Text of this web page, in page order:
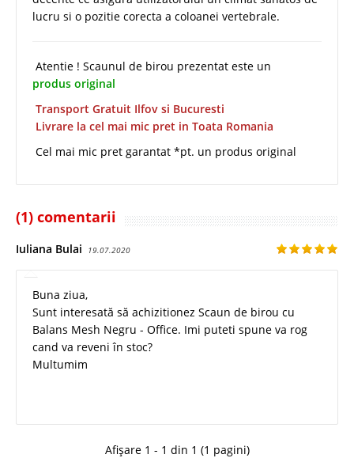
lucru si o pozitie corecta a coloanei vertebrale.
Atentie ! Scaunul de birou prezentat este un
produs original
Transport Gratuit Ilfov si Bucuresti
Livrare la cel mai mic pret in Toata Romania
Cel mai mic pret garantat *pt. un produs original
(1) comentarii
Iuliana Bulai 19.07.2020
Buna ziua,
Sunt interesată să achizitionez Scaun de birou cu
Balans Mesh Negru - Office. Imi puteti spune va rog
cand va reveni în stoc?
Multumim
Afișare 1 - 1 din 1 (1 pagini)